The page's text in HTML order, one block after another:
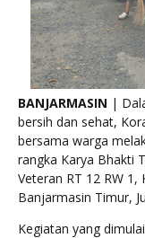
BANJARMASIN |
bersih dan sehat,
bersama warga
rangka Karya Bhakti
Veteran RT 12 RW
Banjarmasin Timur,
Kegiatan yang